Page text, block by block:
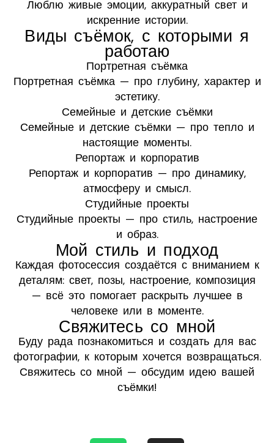
Люблю живые эмоции, аккуратный свет и
искренние истории.
Виды съёмок, с которыми я
работаю
Портретная съёмка
Портретная съёмка — про глубину, характер и
эстетику.
Семейные и детские съёмки
Семейные и детские съёмки — про тепло и
настоящие моменты.
Репортаж и корпоратив
Репортаж и корпоратив — про динамику,
атмосферу и смысл.
Студийные проекты
Студийные проекты — про стиль, настроение
и образ.
Мой стиль и подход
Каждая фотосессия создаётся с вниманием к
деталям: свет, позы, настроение, композиция
— всё это помогает раскрыть лучшее в
человеке или в моменте.
Свяжитесь со мной
Буду рада познакомиться и создать для вас
фотографии, к которым хочется возвращаться.
Свяжитесь со мной — обсудим идею вашей
съёмки!